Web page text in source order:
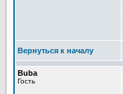
Вернуться к началу
Buba
Гость